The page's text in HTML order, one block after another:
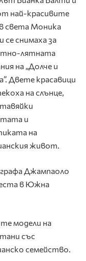
най-красивите
света Моника
се снимаха за
лятната
на „Долче и
Двете красавици
на слънце,
и
на
живот.
Джампаоло
в Южна
модели на
със
семейство.